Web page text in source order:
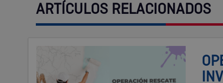
ARTÍCULOS RELACIONADOS